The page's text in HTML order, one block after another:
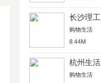
购物生活
8.44M
杭州生活
购物生活